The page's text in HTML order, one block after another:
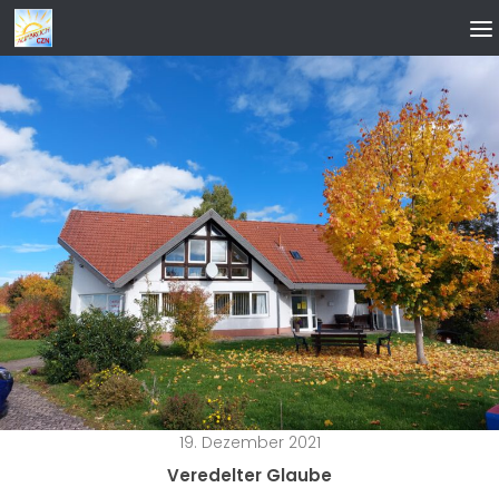
Zum Inhalt springen
19. Dezember 2021
Veredelter Glaube